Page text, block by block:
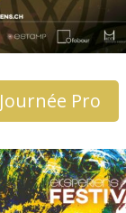
Journée Pro